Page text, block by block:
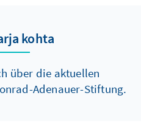
kohta
über die aktuellen
Adenauer-Stiftung.